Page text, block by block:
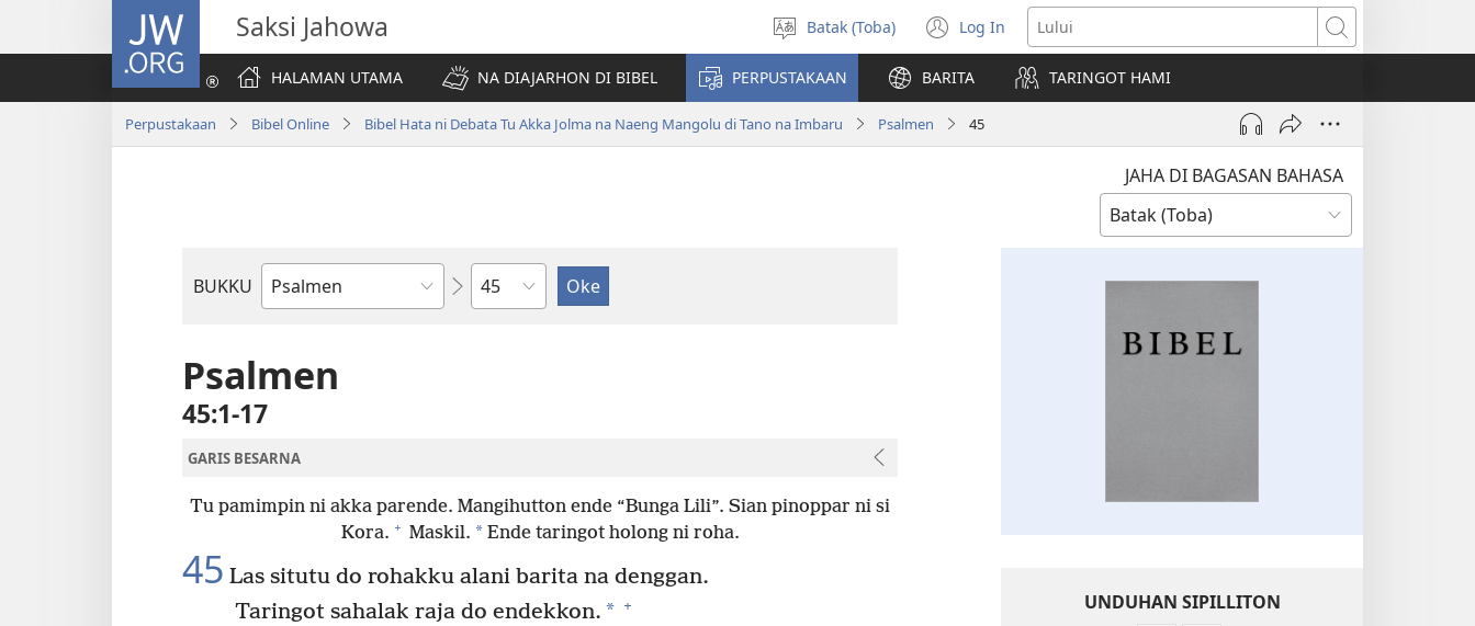
JW.ORG Saksi Jahowa
Pillit
Hata
Batak (Toba) Log In
(opens
new
window)
Lului
HALAMAN UTAMA
NA DIAJARHON DI BIBEL PERPUSTAKAAN BARITA TARINGOT HAMI
Perpustakaan Bibel Online Bibel Hata ni Debata Tu Akka Jolma na Naeng Mangolu di Tano na Imbaru Psalmen 45
JAHA DI BAGASAN BAHASA
BUKKU
Bukku
Bindu
Psalmen
45:1-17
GARIS BESARNA
Tu pamimpin ni akka parende. Mangihutton ende “Bunga Lili”. Sian pinoppar ni si
Kora. + Maskil. *Ende taringot holong ni roha.
45 Las situtu do rohakku alani barita na denggan.
Taringot sahalak raja do endekkon. * + UNDUHAN SIPILLITON